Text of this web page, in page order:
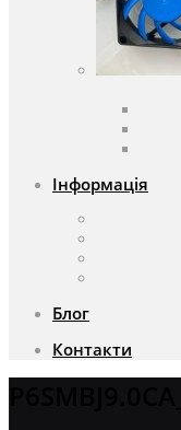
Інформація
Блог
Контакти